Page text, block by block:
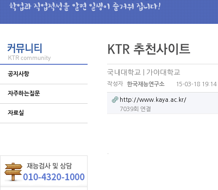
공지사항
자주하는질문
자료실
국내대학교 | 가야대학교
작성자 한국재능연구소 15-03-18 19:14
http://www.kaya.ac.kr/
7039회 연결